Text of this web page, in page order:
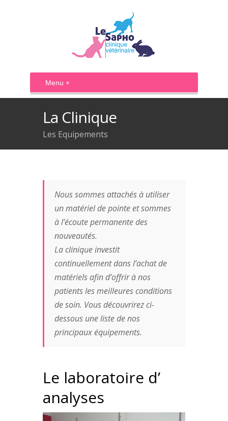
La Clinique
Les Equipements
Nous sommes attachés à utiliser
un matériel de pointe et sommes
à l’écoute permanente des
nouveautés.
La clinique investit
continuellement dans l’achat de
matériels afin d’offrir à nos
patients les meilleures conditions
de soin. Vous découvrirez ci-
dessous une liste de nos
principaux équipements.
Le laboratoire d’
analyses